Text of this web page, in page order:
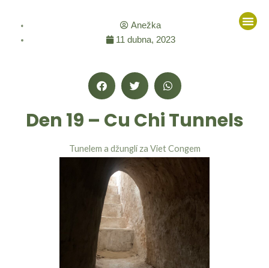
Anežka
11 dubna, 2023
Den 19 – Cu Chi Tunnels
Tunelem a džunglí za Viet Congem